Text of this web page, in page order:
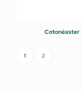
Cotonéaster
1 2